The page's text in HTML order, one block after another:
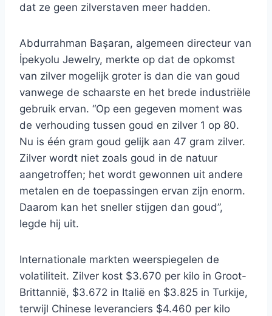
dat ze geen zilverstaven meer hadden.
Abdurrahman Başaran, algemeen directeur van
İpekyolu Jewelry, merkte op dat de opkomst
van zilver mogelijk groter is dan die van goud
vanwege de schaarste en het brede industriële
gebruik ervan. “Op een gegeven moment was
de verhouding tussen goud en zilver 1 op 80.
Nu is één gram goud gelijk aan 47 gram zilver.
Zilver wordt niet zoals goud in de natuur
aangetroffen; het wordt gewonnen uit andere
metalen en de toepassingen ervan zijn enorm.
Daarom kan het sneller stijgen dan goud”,
legde hij uit.
Internationale markten weerspiegelen de
volatiliteit. Zilver kost $3.670 per kilo in Groot-
Brittannië, $3.672 in Italië en $3.825 in Turkije,
terwijl Chinese leveranciers $4.460 per kilo